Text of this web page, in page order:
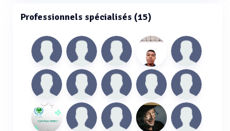
Professionnels spécialisés (15)